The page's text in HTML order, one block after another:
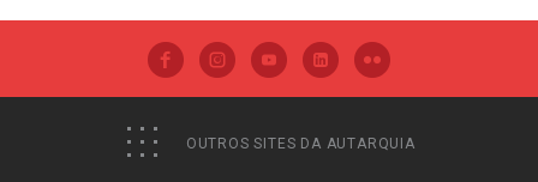
OUTROS SITES DA AUTARQUIA